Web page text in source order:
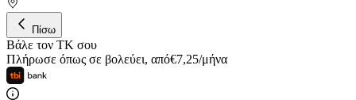
Πίσω
Βάλε τον ΤΚ σου
Πλήρωσε όπως σε βολεύει, από€7,25/μήνα